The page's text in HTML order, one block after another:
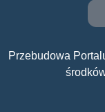
Przebudowa